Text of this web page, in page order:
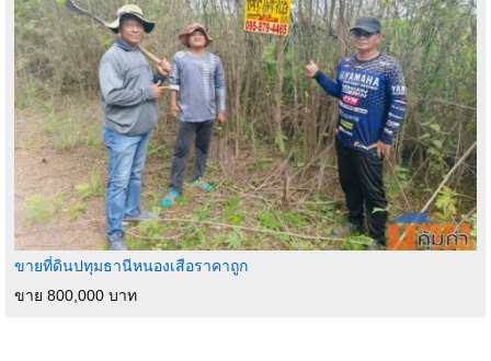
ขายที่ดินปทุมธานีหนองเสือราคาถูก
ขาย 800,000 บาท